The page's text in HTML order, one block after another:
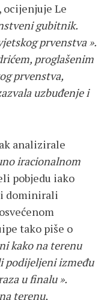
Le
gubitnik.
prvenstva ».
proglašenim
prvenstva,
uzbuđenje i
analizirale
iracionalnom
pobjedu iako
dominirali
tako piše o
kako na terenu
podijeljeni između
u finalu ».
terenu,